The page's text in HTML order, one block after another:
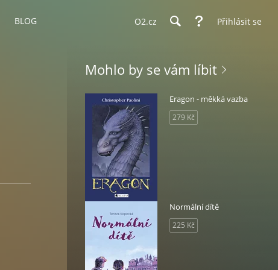
BLOG O2.cz Přihlásit se
Mohlo by se vám líbit
Eragon - měkká vazba
279 Kč
Normální dítě
225 Kč